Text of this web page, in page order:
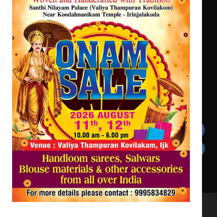
സർഗ്ഗസാഹിതി- കവിതാസംഗമം 2026
കവിതാ ചർച്ച കാട്ടൂർ, ടി. കെ.
ബാലൻ ഹാളിൽ 16ന്
ഇടത്തരം മഴയ്ക്കും കാറ്റിനും
സാധ്യത ഇരിങ്ങാലക്കുടയിൽ 4.4
മില്ലി മീറ്റർ മഴ ലഭിച്ചു
Get In Touch
Twitter Facebook
LinkedIn Instagram
YouTube
All Rights Reserved to irinjalakudalive.com Powered